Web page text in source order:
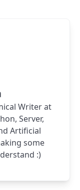
Writer at
Server,
Artificial
some
:)